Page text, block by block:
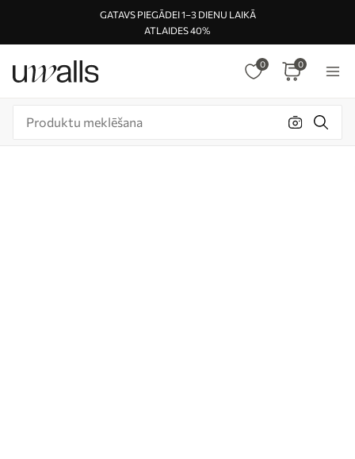
GATAVS PIEGĀDEI 1–3 DIENU LAIKĀ
ATLAIDES 40%
0 0